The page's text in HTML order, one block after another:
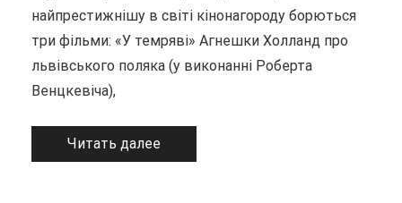
найпрестижнішу в світі кінонагороду борються
три фільми: «У темряві» Агнешки Холланд про
львівського поляка (у виконанні Роберта
Венцкевіча),
Читать далее